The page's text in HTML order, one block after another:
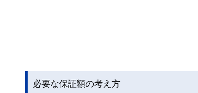
必要な保証額の考え方